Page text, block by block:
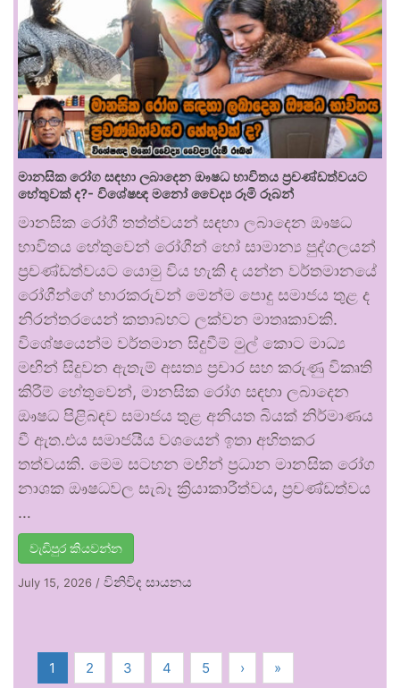
මානසික රෝග සඳහා ලබාදෙන ඖෂධ භාවිතය ප්‍රචණ්ඩත්වයට
හේතුවක් ද?- විශේෂඥ මනෝ වෛද්‍ය රූමි රූබන්
මානසික රෝගී තත්ත්වයන් සඳහා ලබාදෙන ඖෂධ
භාවිතය හේතුවෙන් රෝගීන් හෝ සාමාන්‍ය පුද්ගලයන්
ප්‍රචණ්ඩත්වයට යොමු විය හැකි ද යන්න වර්තමානයේ
රෝගීන්ගේ භාරකරුවන් මෙන්ම පොදු සමාජය තුළ ද
නිරන්තරයෙන් කතාබහට ලක්වන මාතෘකාවකි.
විශේෂයෙන්ම වර්තමාන සිදුවීම් මුල් කොට මාධ්‍ය
මඟින් සිදුවන ඇතැම් අසත්‍ය ප්‍රචාර සහ කරුණු විකෘති
කිරීම් හේතුවෙන්, මානසික රෝග සඳහා ලබාදෙන
ඖෂධ පිළිබඳව සමාජය තුළ අනියත බියක් නිර්මාණය
වී ඇත.එය සමාජයීය වශයෙන් ඉතා අහිතකර
තත්වයකි. මෙම සටහන මඟින් ප්‍රධාන මානසික රෝග
නාශක ඖෂධවල සැබෑ ක්‍රියාකාරීත්වය, ප්‍රචණ්ඩත්වය
…
වැඩිපුර කියවන්න
July 15, 2026 / විනිවිද සායනය
1 2 3 4 5 › »